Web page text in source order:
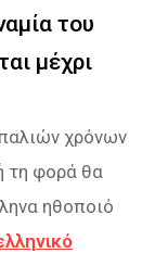
του
μέχρι
χρόνων
τη φορά θα
ηθοποιό